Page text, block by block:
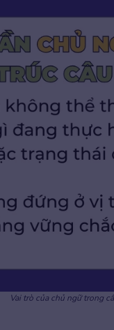
Vai trò của chủ ngữ trong